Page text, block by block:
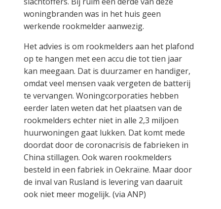
woningbranden was in het huis geen
werkende rookmelder aanwezig.
Het advies is om rookmelders aan het plafond
op te hangen met een accu die tot tien jaar
kan meegaan. Dat is duurzamer en handiger,
omdat veel mensen vaak vergeten de batterij
te vervangen. Woningcorporaties hebben
eerder laten weten dat het plaatsen van de
rookmelders echter niet in alle 2,3 miljoen
huurwoningen gaat lukken. Dat komt mede
doordat door de coronacrisis de fabrieken in
China stillagen. Ook waren rookmelders
besteld in een fabriek in Oekraïne. Maar door
de inval van Rusland is levering van daaruit
ook niet meer mogelijk. (via ANP)